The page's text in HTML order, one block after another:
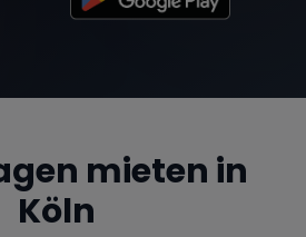
mieten in
Köln